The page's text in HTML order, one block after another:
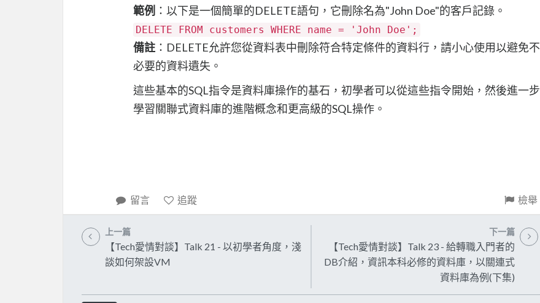
範例 ：以下是一個簡單的DELETE語句，它刪除名為"John Doe"的客戶記錄。
DELETE FROM customers WHERE name = 'John Doe';
備註 ：DELETE允許您從資料表中刪除符合特定條件的資料行，請小心使用以避免不
必要的資料遺失。
這些基本的SQL指令是資料庫操作的基石，初學者可以從這些指令開始，然後進一步
學習關聯式資料庫的進階概念和更高級的SQL操作。
留言 追蹤 檢舉
上一篇
【Tech愛情對談】Talk 21 - 以初學者角度，淺
談如何架設VM
下一篇
【Tech愛情對談】Talk 23 - 給轉職入門者的
DB介紹，資訊本科必修的資料庫，以關連式
資料庫為例(下集)